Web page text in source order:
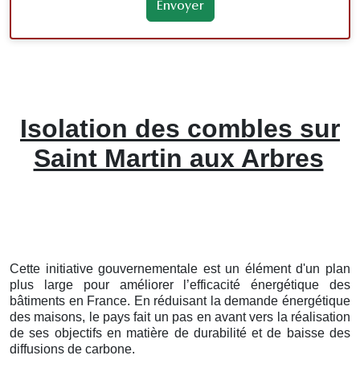
Isolation des combles sur
Saint Martin aux Arbres
Cette initiative gouvernementale est un élément d'un plan
plus large pour améliorer l’efficacité énergétique des
bâtiments en France. En réduisant la demande énergétique
des maisons, le pays fait un pas en avant vers la réalisation
de ses objectifs en matière de durabilité et de baisse des
diffusions de carbone.